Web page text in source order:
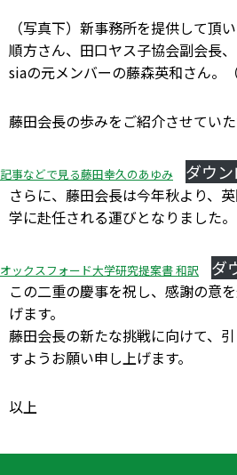
（写真下）新事務所を提供して頂
順方さん、田口ヤス子協会副会長
siaの元メンバーの藤森英和さん。（
藤田会長の歩みをご紹介させていた
記事などで見る藤田幸久のあゆみ ダウ
さらに、藤田会長は今年秋より、
学に赴任される運びとなりました。
オックスフォード大学研究提案書 和訳 ダ
この二重の慶事を祝し、感謝の意
げます。
藤田会長の新たな挑戦に向けて、
すようお願い申し上げます。
以上